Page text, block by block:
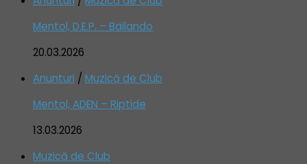
Mentol, D.E.P. – Bailando
20.03.2026
Anunturi / Muzică de Club
Mentol, ADEN – Riptide
13.03.2026
Muzică de Club